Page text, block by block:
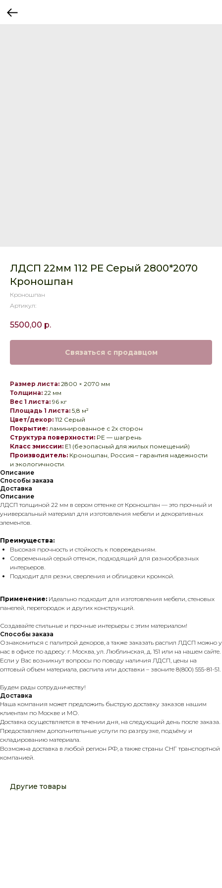
ЛДСП 22мм 112 РЕ Серый 2800*2070
Кроношпан
Кроношпан
Артикул:
5500,00 р.
Связаться с продавцом
Размер листа: 2800 × 2070 мм
Толщина: 22 мм
Вес 1 листа: 96 кг
Площадь 1 листа: 5,8 м²
Цвет/декор: 112 Серый
Покрытие: ламинированное с 2х сторон
Структура поверхности: PE — шагрень
Класс эмиссии: E1 (безопасный для жилых помещений)
Производитель: Кроношпан, Россия – гарантия надежности
и экологичности.
Описание
Способы заказа
Доставка
Описание
ЛДСП толщиной 22 мм в сером оттенке от Кроношпан — это прочный и
универсальный материал для изготовления мебели и декоративных
элементов.
Преимущества:
Высокая прочность и стойкость к повреждениям.
Современный серый оттенок, подходящий для разнообразных
интерьеров.
Подходит для резки, сверления и облицовки кромкой.
Применение: Идеально подходит для изготовления мебели, стеновых
панелей, перегородок и других конструкций.
Создавайте стильные и прочные интерьеры с этим материалом!
Способы заказа
Ознакомиться с палитрой декоров, а также заказать распил ЛДСП можно у
нас в офисе по адресу: г. Москва, ул. Люблинская, д. 151 или на нашем сайте.
Если у Вас возникнут вопросы по поводу наличия ЛДСП, цены на
оптовый объем материала, распила или доставки – звоните 8(800) 555-81-51.
Будем рады сотрудничеству!
Доставка
Наша компания может предложить быструю доставку заказов нашим
клиентам по Москве и МО.
Доставка осуществляется в течении дня, на следующий день после заказа.
Предоставляем дополнительные услуги по разгрузке, подъёму и
складированию материала.
Возможна доставка в любой регион РФ, а также страны СНГ транспортной
компанией.
Другие товары